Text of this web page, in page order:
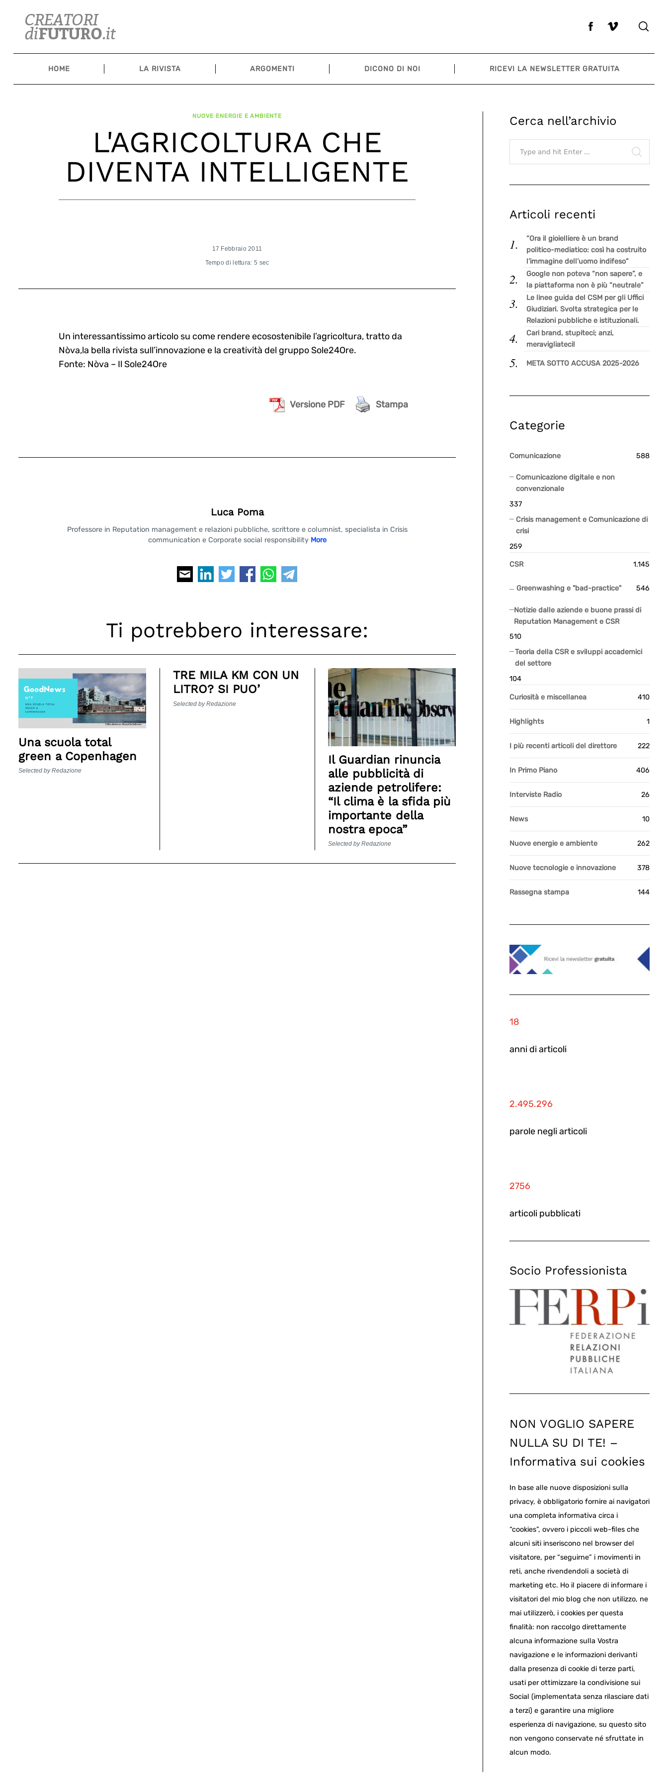
content
HOME LA RIVISTA ARGOMENTI DICONO DI NOI RICEVI LA NEWSLETTER GRATUITA
NUOVE ENERGIE E AMBIENTE
L'AGRICOLTURA CHE
DIVENTA INTELLIGENTE
17 Febbraio 2011
Tempo di lettura: 5 sec
Un interessantissimo articolo su come rendere ecosostenibile l’agricoltura, tratto da
Nòva,la bella rivista sull’innovazione e la creatività del gruppo Sole24Ore.
Fonte: Nòva – Il Sole24Ore
Versione PDF Stampa
Luca Poma
Professore in Reputation management e relazioni pubbliche, scrittore e columnist, specialista in Crisis
communication e Corporate social responsibility More
Ti potrebbero interessare:
Una scuola total
green a Copenhagen
Selected by Redazione
TRE MILA KM CON UN
LITRO? SI PUO’
Selected by Redazione
Il Guardian rinuncia
alle pubblicità di
aziende petrolifere:
“Il clima è la sfida più
importante della
nostra epoca”
Selected by Redazione
Cerca nell’archivio
Search
for:
Articoli recenti
“Ora il gioielliere è un brand
politico-mediatico: così ha costruito
l’immagine dell’uomo indifeso”
Google non poteva “non sapere”, e
la piattaforma non è più “neutrale”
Le linee guida del CSM per gli Uffici
Giudiziari. Svolta strategica per le
Relazioni pubbliche e istituzionali.
Cari brand, stupiteci; anzi,
meravigliateci!
META SOTTO ACCUSA 2025-2026
Categorie
Comunicazione 588
Comunicazione digitale e non
convenzionale
337
Crisis management e Comunicazione di
crisi
259
CSR 1.145
Greenwashing e "bad-practice" 546
Notizie dalle aziende e buone prassi di
Reputation Management e CSR
510
Teoria della CSR e sviluppi accademici
del settore
104
Curiosità e miscellanea 410
Highlights 1
I più recenti articoli del direttore 222
In Primo Piano 406
Interviste Radio 26
News 10
Nuove energie e ambiente 262
Nuove tecnologie e innovazione 378
Rassegna stampa 144
18
anni di articoli
2.495.296
parole negli articoli
2756
articoli pubblicati
Socio Professionista
NON VOGLIO SAPERE
NULLA SU DI TE! –
Informativa sui cookies
In base alle nuove disposizioni sulla
privacy, è obbligatorio fornire ai navigatori
una completa informativa circa i
“cookies”, ovvero i piccoli web-files che
alcuni siti inseriscono nel browser del
visitatore, per “seguirne” i movimenti in
reti, anche rivendendoli a società di
marketing etc. Ho il piacere di informare i
visitatori del mio blog che non utilizzo, ne
mai utilizzerò, i cookies per questa
finalità: non raccolgo direttamente
alcuna informazione sulla Vostra
navigazione e le informazioni derivanti
dalla presenza di cookie di terze parti,
usati per ottimizzare la condivisione sui
Social (implementata senza rilasciare dati
a terzi) e garantire una migliore
esperienza di navigazione, su questo sito
non vengono conservate né sfruttate in
alcun modo.